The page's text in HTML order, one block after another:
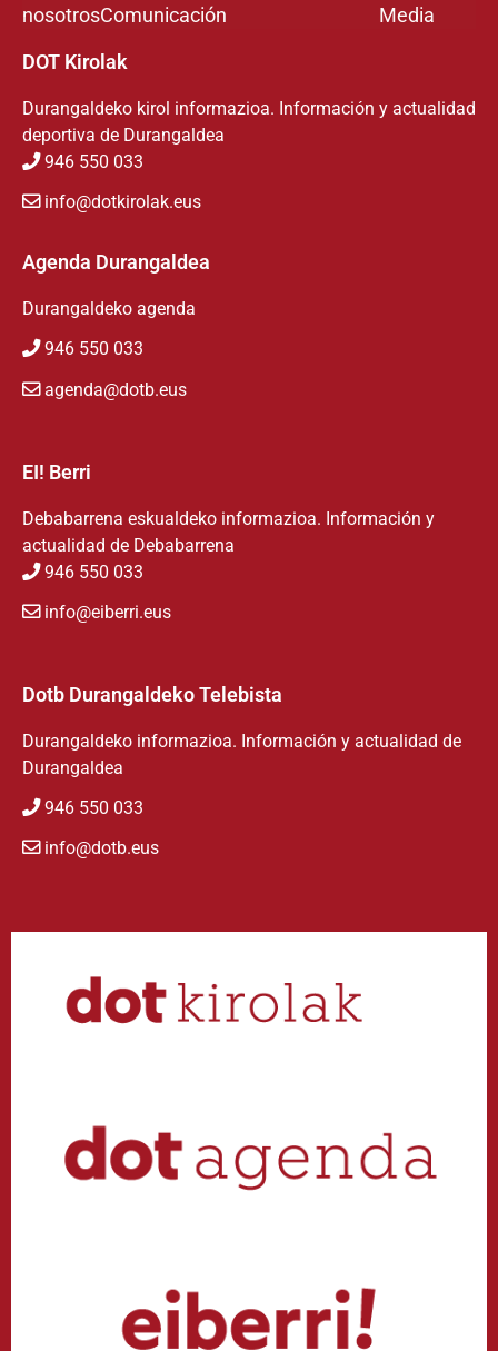
nosotrosComunicación
Media
DOT Kirolak
Durangaldeko kirol informazioa. Información y actualidad
deportiva de Durangaldea
946 550 033
info@dotkirolak.eus
Agenda Durangaldea
Durangaldeko agenda
946 550 033
agenda@dotb.eus
EI! Berri
Debabarrena eskualdeko informazioa. Información y
actualidad de Debabarrena
946 550 033
info@eiberri.eus
Dotb Durangaldeko Telebista
Durangaldeko informazioa. Información y actualidad de
Durangaldea
946 550 033
info@dotb.eus